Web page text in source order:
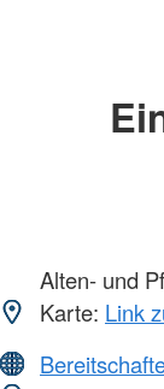
Alten- und
Karte: Link